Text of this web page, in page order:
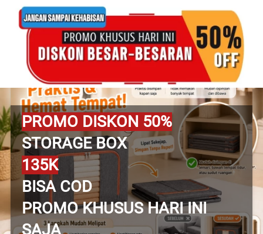
PROMO DISKON 50%
STORAGE BOX
135K
BISA COD
PROMO KHUSUS HARI INI
SAJA